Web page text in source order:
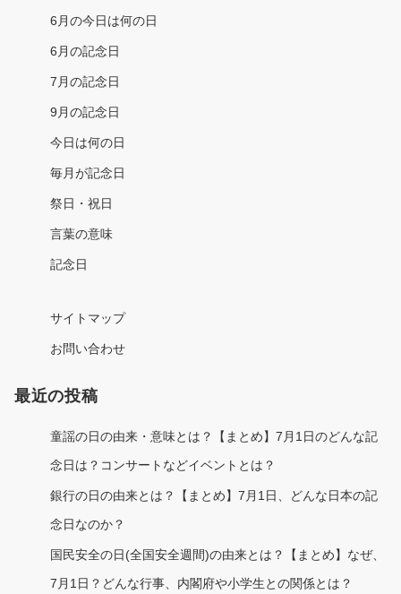
6月の今日は何の日
6月の記念日
7月の記念日
9月の記念日
今日は何の日
毎月が記念日
祭日・祝日
言葉の意味
記念日
サイトマップ
お問い合わせ
最近の投稿
童謡の日の由来・意味とは？【まとめ】7月1日のどんな記
念日は？コンサートなどイベントとは？
銀行の日の由来とは？【まとめ】7月1日、どんな日本の記
念日なのか？
国民安全の日(全国安全週間)の由来とは？【まとめ】なぜ、
7月1日？どんな行事、内閣府や小学生との関係とは？